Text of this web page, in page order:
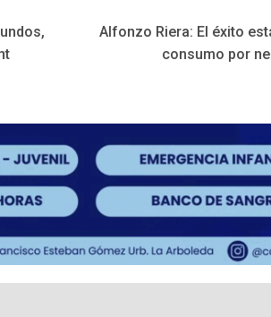
Alfonzo Riera: El éxito
consumo por